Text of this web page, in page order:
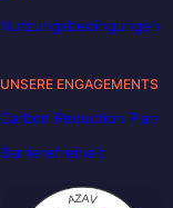
Nutzungsbedingungen
UNSERE ENGAGEMENTS
Carbon Reduction Plan
Barrierefreiheit